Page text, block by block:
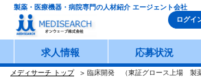
製薬・医療機器・病院専門の人材紹介 エージェント会社
ログイ
求人情報 応募状況
メディサーチ トップ 臨床開発 （東証グロース上場 製薬